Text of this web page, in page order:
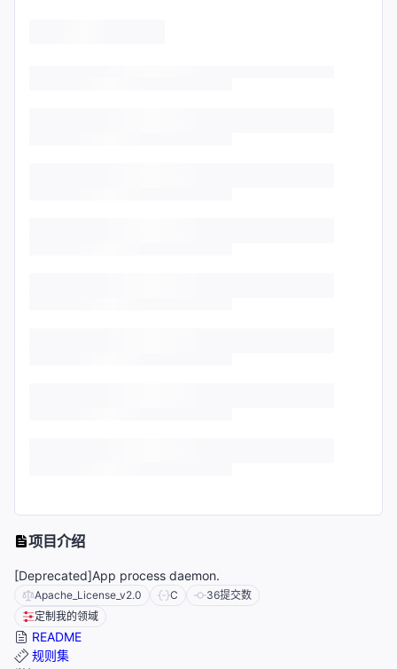
项目介绍
[Deprecated]App process daemon.
Apache_License_v2.0 C 36提交数
定制我的领域
README
规则集